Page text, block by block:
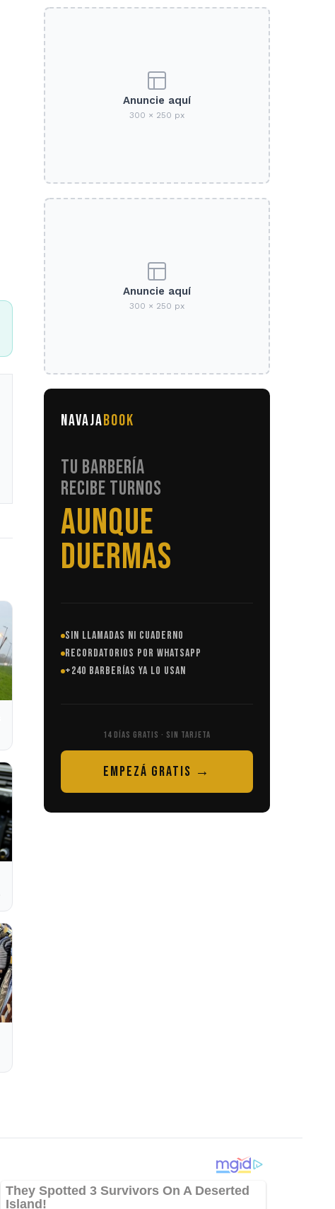
Anuncie aquí
300 × 250 px
Anuncie aquí
300 × 250 px
NAVAJABOOK
TU BARBERÍA
RECIBE TURNOS
SIN LLAMADAS
SIN LLAMADAS NI CUADERNO
RECORDATORIOS POR WHATSAPP
+240 BARBERÍAS YA LO USAN
14 DÍAS GRATIS · SIN TARJETA
EMPEZÁ GRATIS →